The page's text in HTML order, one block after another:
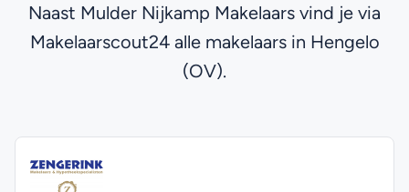
Naast Mulder Nijkamp Makelaars vind je via
Makelaarscout24 alle makelaars in Hengelo
(OV).